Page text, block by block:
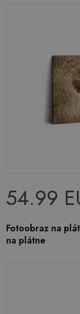
54.99
Fotoobraz na
na plátne